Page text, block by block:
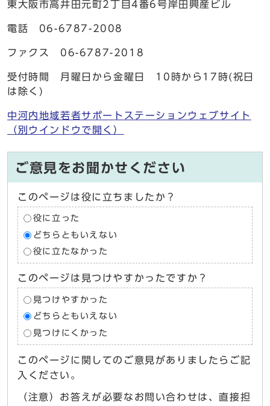
東大阪市高井田元町2丁目4番6号岸田興産ビル
電話 06-6787-2008
ファクス 06-6787-2018
受付時間 月曜日から金曜日 10時から17時(祝日
は除く)
中河内地域若者サポートステーションウェブサイト
（別ウインドウで開く）
ご意見をお聞かせください
このページは役に立ちましたか？
役に立った
どちらともいえない
役に立たなかった
このページは見つけやすかったですか？
見つけやすかった
どちらともいえない
見つけにくかった
このページに関してのご意見がありましたらご記
入ください。
（注意）お答えが必要なお問い合わせは、直接担